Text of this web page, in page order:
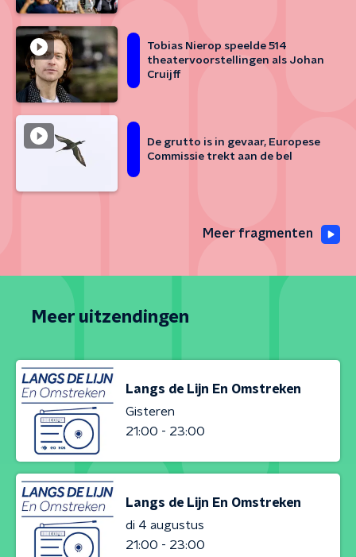
Tobias Nierop speelde 514
theatervoorstellingen als Johan
Cruijff
De grutto is in gevaar, Europese
Commissie trekt aan de bel
Meer fragmenten
Meer uitzendingen
Langs de Lijn En Omstreken
Gisteren
21:00 - 23:00
Langs de Lijn En Omstreken
di 4 augustus
21:00 - 23:00